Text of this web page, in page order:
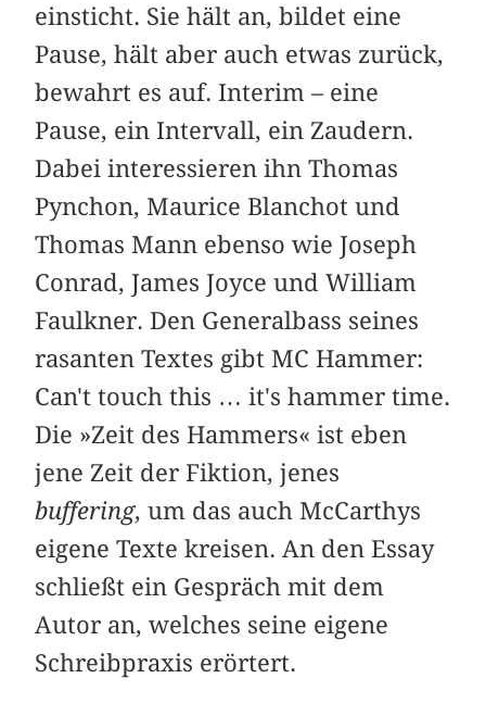
einsticht. Sie hält an, bildet eine
Pause, hält aber auch etwas zurück,
bewahrt es auf. Interim – eine
Pause, ein Intervall, ein Zaudern.
Dabei interessieren ihn Thomas
Pynchon, Maurice Blanchot und
Thomas Mann ebenso wie Joseph
Conrad, James Joyce und William
Faulkner. Den Generalbass seines
rasanten Textes gibt MC Hammer:
Can't touch this … it's hammer time.
Die »Zeit des Hammers« ist eben
jene Zeit der Fiktion, jenes
buffering, um das auch McCarthys
eigene Texte kreisen. An den Essay
schließt ein Gespräch mit dem
Autor an, welches seine eigene
Schreibpraxis erörtert.